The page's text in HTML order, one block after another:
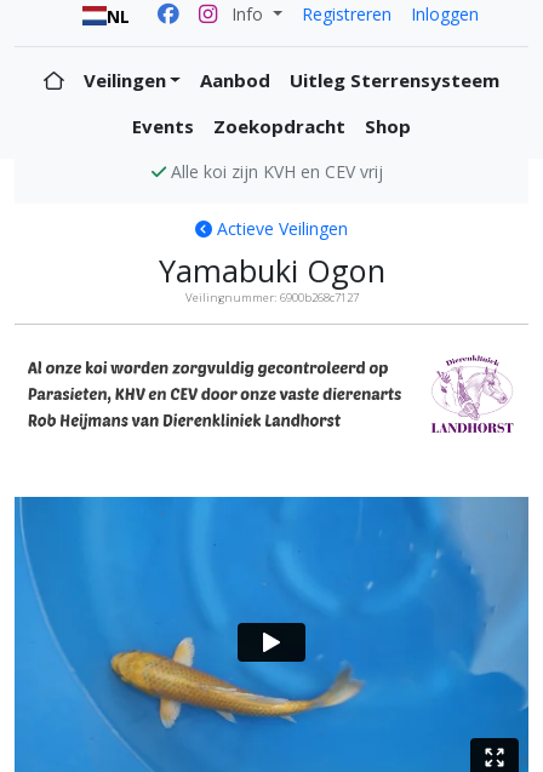
NL Info Registreren Inloggen
Veilingen Aanbod
Uitleg Sterrensysteem
Events
Zoekopdracht Shop
Alle koi zijn KVH en CEV vrij
Actieve Veilingen
Yamabuki Ogon
Veilingnummer: 6900b268c7127